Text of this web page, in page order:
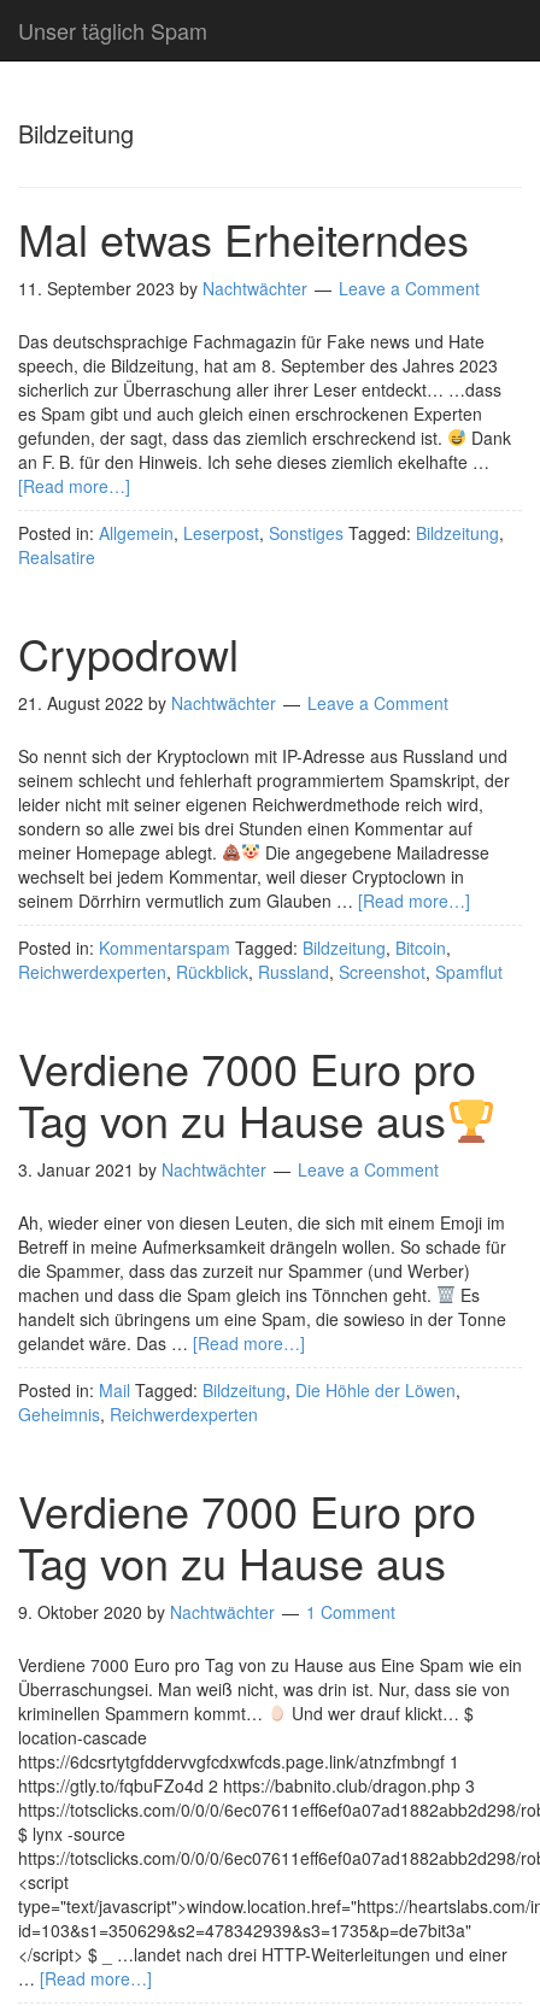
Unser täglich Spam
Bildzeitung
Mal etwas Erheiterndes
11. September 2023 by Nachtwächter Leave a Comment
Das deutschsprachige Fachmagazin für Fake news und Hate
speech, die Bildzeitung, hat am 8. September des Jahres 2023
sicherlich zur Überraschung aller ihrer Leser entdeckt… …dass
es Spam gibt und auch gleich einen erschrockenen Experten
gefunden, der sagt, dass das ziemlich erschreckend ist.
Dank
an F. B. für den Hinweis. Ich sehe dieses ziemlich ekelhafte …
[Read more…]
Posted in: Allgemein, Leserpost, Sonstiges Tagged: Bildzeitung,
Realsatire
Crypodrowl
21. August 2022 by Nachtwächter Leave a Comment
So nennt sich der Kryptoclown mit IP-Adresse aus Russland und
seinem schlecht und fehlerhaft programmiertem Spamskript, der
leider nicht mit seiner eigenen Reichwerdmethode reich wird,
sondern so alle zwei bis drei Stunden einen Kommentar auf
meiner Homepage ablegt.
Die angegebene Mailadresse
wechselt bei jedem Kommentar, weil dieser Cryptoclown in
seinem Dörrhirn vermutlich zum Glauben … [Read more…]
Posted in: Kommentarspam Tagged: Bildzeitung, Bitcoin,
Reichwerdexperten, Rückblick, Russland, Screenshot, Spamflut
Verdiene 7000 Euro pro
Tag von zu Hause aus
3. Januar 2021 by Nachtwächter Leave a Comment
Ah, wieder einer von diesen Leuten, die sich mit einem Emoji im
Betreff in meine Aufmerksamkeit drängeln wollen. So schade für
die Spammer, dass das zurzeit nur Spammer (und Werber)
machen und dass die Spam gleich ins Tönnchen geht.
Es
handelt sich übringens um eine Spam, die sowieso in der Tonne
gelandet wäre. Das … [Read more…]
Posted in: Mail Tagged: Bildzeitung, Die Höhle der Löwen,
Geheimnis, Reichwerdexperten
Verdiene 7000 Euro pro
Tag von zu Hause aus
9. Oktober 2020 by Nachtwächter 1 Comment
Verdiene 7000 Euro pro Tag von zu Hause aus Eine Spam wie ein
Überraschungsei. Man weiß nicht, was drin ist. Nur, dass sie von
kriminellen Spammern kommt…
Und wer drauf klickt… $
location-cascade
https://6dcsrtytgfddervvgfcdxwfcds.page.link/atnzfmbngf 1
https://gtly.to/fqbuFZo4d 2 https://babnito.club/dragon.php 3
https://totsclicks.com/0/0/0/6ec07611eff6ef0a07ad1882abb2d298/
$ lynx -source
https://totsclicks.com/0/0/0/6ec07611eff6ef0a07ad1882abb2d298/
<script
type="text/javascript">window.location.href="https://heartslabs.com/
id=103&s1=350629&s2=478342939&s3=1735&p=de7bit3a"
</script> $ _ …landet nach drei HTTP-Weiterleitungen und einer
… [Read more…]